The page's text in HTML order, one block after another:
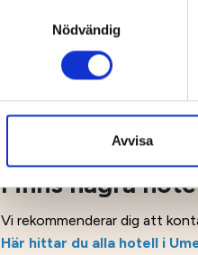
Nödvändig
Avvisa
Boende
Hur hittar jag
Hitta ditt perfekta rally-
Finns några
Vi rekommenderar dig att
Här hittar du alla hotell i